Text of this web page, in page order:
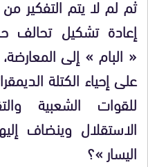
ثم لم لا يتم التفكير
إعادة تشكيل تحالف
« البام » إلى
على إحياء الكتلة
للقوات الشعبية
الاستقلال وينضاف
اليسار »؟